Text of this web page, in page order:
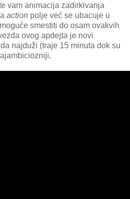
vam animacija zadirkivanja
action polje već se ubacuje u
smestiti do osam ovakvih
ovog apdejta je novi
najduži (traje 15 minuta dok su